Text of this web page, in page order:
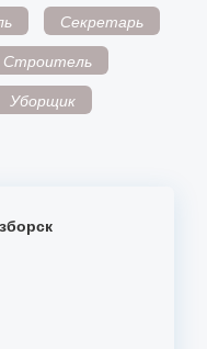
Секретарь
Строитель
Уборщик